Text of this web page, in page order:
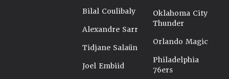
Bilal Coulibaly
Alexandre Sarr
Tidjane Salaün
Joel Embiid
Oklahoma City
Thunder
Orlando Magic
Philadelphia
76ers